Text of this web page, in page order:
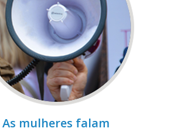
As mulheres falam